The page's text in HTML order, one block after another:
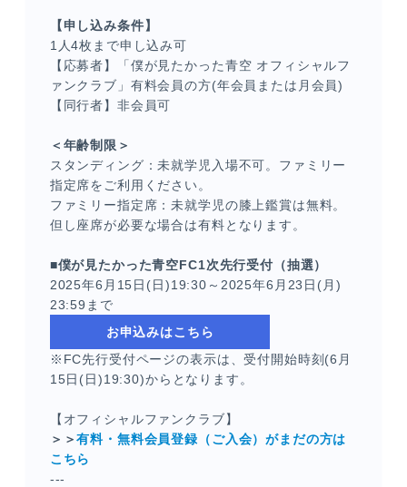
【申し込み条件】
1人4枚まで申し込み可
【応募者】「僕が見たかった青空 オフィシャルフ
ァンクラブ」有料会員の方(年会員または月会員)
【同行者】非会員可
＜年齢制限＞
スタンディング：未就学児入場不可。ファミリー
指定席をご利用ください。
ファミリー指定席：未就学児の膝上鑑賞は無料。
但し座席が必要な場合は有料となります。
■僕が見たかった青空FC1次先行受付（抽選）
2025年6月15日(日)19:30～2025年6月23日(月)
23:59まで
お申込みはこちら
※FC先行受付ページの表示は、受付開始時刻(6月
15日(日)19:30)からとなります。
【オフィシャルファンクラブ】
＞＞有料・無料会員登録（ご入会）がまだの方は
こちら
---